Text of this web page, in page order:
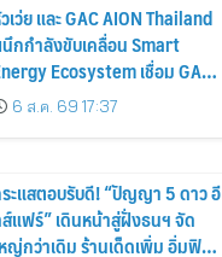
เว่ย และ GAC AION Thailand
กกำลังขับเคลื่อน Smart
Ecosystem เชื่อม GAC
PHEV รถยนต์ MPV ระดับ
เมียม เข้ากับพลังงานแสง
6 ส.ค. 69 17:37
ะแสตอบรับดี! “ปัญญา 5 ดาว อี
แฟร์” เดินหน้าสู่ฝั่งธนฯ จัด
ญ่กว่าเดิม ร้านเด็ดเพิ่ม อิ่มฟิน